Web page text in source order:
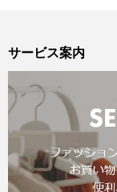
サービス案内